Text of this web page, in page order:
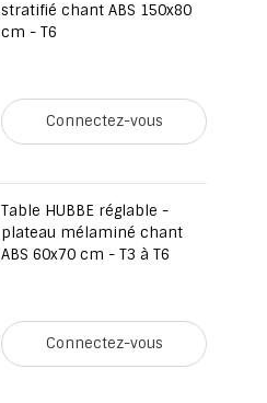
stratifié chant ABS 150x80
cm - T6
Connectez-vous
Table HUBBE réglable -
plateau mélaminé chant
ABS 60x70 cm - T3 à T6
Connectez-vous